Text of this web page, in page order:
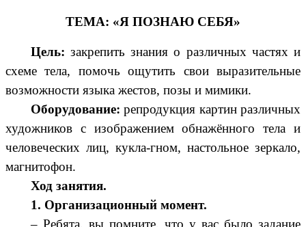
ТЕМА: «Я ПОЗНАЮ СЕБЯ»
Цель: закрепить знания о различных частях и
схеме тела, помочь ощутить свои выразительные
возможности языка жестов, позы и мимики.
Оборудование: репродукция картин различных
художников с изображением обнажённого тела и
человеческих лиц, кукла-гном, настольное зеркало,
магнитофон.
Ход занятия.
1. Организационный момент.
– Ребята, вы помните, что у вас было задание